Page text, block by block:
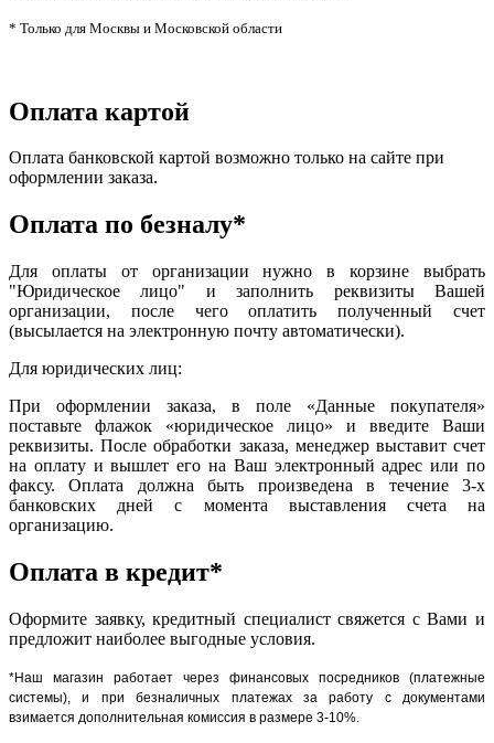
* Только для Москвы и Московской области
Оплата картой
Оплата банковской картой возможно только на сайте при
оформлении заказа.
Оплата по безналу*
Для оплаты от организации нужно в корзине выбрать
"Юридическое лицо" и заполнить реквизиты Вашей
организации, после чего оплатить полученный счет
(высылается на электронную почту автоматически).
Для юридических лиц:
При оформлении заказа, в поле «Данные покупателя»
поставьте флажок «юридическое лицо» и введите Ваши
реквизиты. После обработки заказа, менеджер выставит счет
на оплату и вышлет его на Ваш электронный адрес или по
факсу. Оплата должна быть произведена в течение 3-х
банковских дней с момента выставления счета на
организацию.
Оплата в кредит*
Оформите заявку, кредитный специалист свяжется с Вами и
предложит наиболее выгодные условия.
*Наш магазин работает через финансовых посредников (платежные
системы), и при безналичных платежах за работу с документами
взимается дополнительная комиссия в размере 3-10%.